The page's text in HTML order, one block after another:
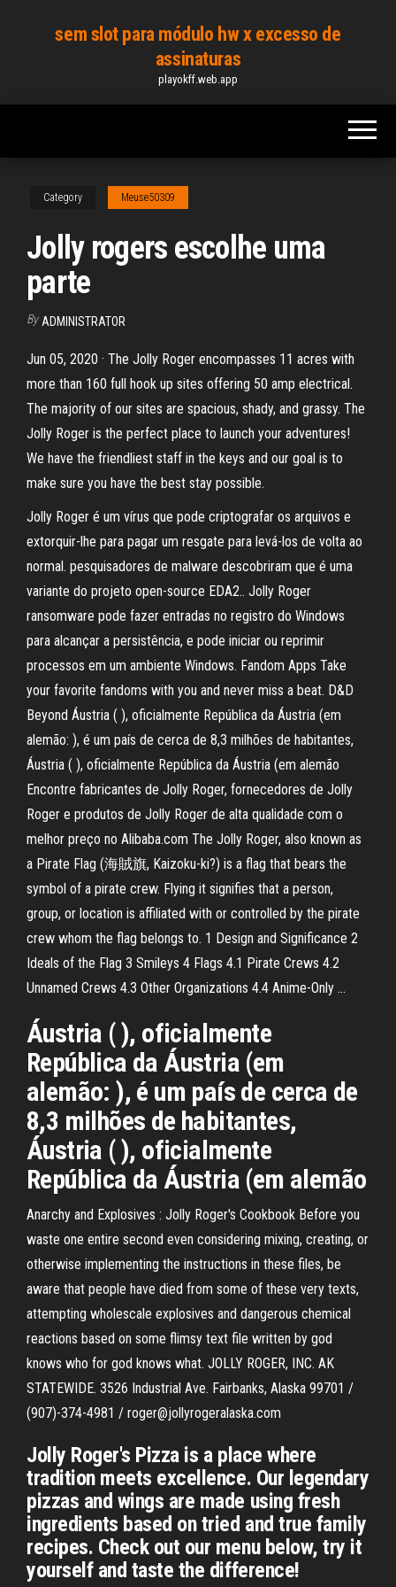
sem slot para módulo hw x excesso de
assinaturas
playokff.web.app
Category Meuse50309
Jolly rogers escolhe uma
parte
By ADMINISTRATOR
Jun 05, 2020 · The Jolly Roger encompasses 11 acres with
more than 160 full hook up sites offering 50 amp electrical.
The majority of our sites are spacious, shady, and grassy. The
Jolly Roger is the perfect place to launch your adventures!
We have the friendliest staff in the keys and our goal is to
make sure you have the best stay possible.
Jolly Roger é um vírus que pode criptografar os arquivos e
extorquir-lhe para pagar um resgate para levá-los de volta ao
normal. pesquisadores de malware descobriram que é uma
variante do projeto open-source EDA2.. Jolly Roger
ransomware pode fazer entradas no registro do Windows
para alcançar a persistência, e pode iniciar ou reprimir
processos em um ambiente Windows. Fandom Apps Take
your favorite fandoms with you and never miss a beat. D&D
Beyond Áustria ( ), oficialmente República da Áustria (em
alemão: ), é um país de cerca de 8,3 milhões de habitantes,
Áustria ( ), oficialmente República da Áustria (em alemão
Encontre fabricantes de Jolly Roger, fornecedores de Jolly
Roger e produtos de Jolly Roger de alta qualidade com o
melhor preço no Alibaba.com The Jolly Roger, also known as
a Pirate Flag (海賊旗, Kaizoku-ki?) is a flag that bears the
symbol of a pirate crew. Flying it signifies that a person,
group, or location is affiliated with or controlled by the pirate
crew whom the flag belongs to. 1 Design and Significance 2
Ideals of the Flag 3 Smileys 4 Flags 4.1 Pirate Crews 4.2
Unnamed Crews 4.3 Other Organizations 4.4 Anime-Only …
Áustria ( ), oficialmente
República da Áustria (em
alemão: ), é um país de cerca de
8,3 milhões de habitantes,
Áustria ( ), oficialmente
República da Áustria (em alemão
Anarchy and Explosives : Jolly Roger's Cookbook Before you
waste one entire second even considering mixing, creating, or
otherwise implementing the instructions in these files, be
aware that people have died from some of these very texts,
attempting wholescale explosives and dangerous chemical
reactions based on some flimsy text file written by god
knows who for god knows what. JOLLY ROGER, INC. AK
STATEWIDE. 3526 Industrial Ave. Fairbanks, Alaska 99701 /
(907)-374-4981 / roger@jollyrogeralaska.com
Jolly Roger's Pizza is a place where
tradition meets excellence. Our legendary
pizzas and wings are made using fresh
ingredients based on tried and true family
recipes. Check out our menu below, try it
yourself and taste the difference!